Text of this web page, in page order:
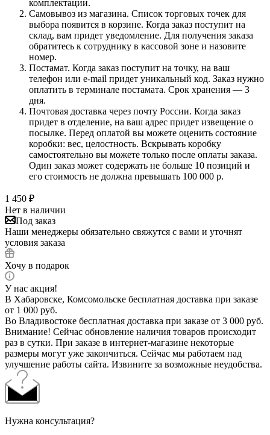
комплектации.
Самовывоз из магазина. Список торговых точек для
выбора появится в корзине. Когда заказ поступит на
склад, вам придет уведомление. Для получения заказа
обратитесь к сотруднику в кассовой зоне и назовите
номер.
Постамат. Когда заказ поступит на точку, на ваш
телефон или e-mail придет уникальный код. Заказ нужно
оплатить в терминале постамата. Срок хранения — 3
дня.
Почтовая доставка через почту России. Когда заказ
придет в отделение, на ваш адрес придет извещение о
посылке. Перед оплатой вы можете оценить состояние
коробки: вес, целостность. Вскрывать коробку
самостоятельно вы можете только после оплаты заказа.
Один заказ может содержать не больше 10 позиций и
его стоимость не должна превышать 100 000 р.
1 450 ₽
Нет в наличии
Под заказ
Наши менеджеры обязательно свяжутся с вами и уточнят
условия заказа
Хочу в подарок
У нас акция!
В Хабаровске, Комсомольске бесплатная доставка при заказе
от 1 000 руб.
Во Владивостоке бесплатная доставка при заказе от 3 000 руб.
Внимание! Сейчас обновление наличия товаров происходит
раз в сутки. При заказе в интернет-магазине некоторые
размеры могут уже закончиться. Сейчас мы работаем над
улучшение работы сайта. Извините за возможные неудобства.
Нужна консультация?